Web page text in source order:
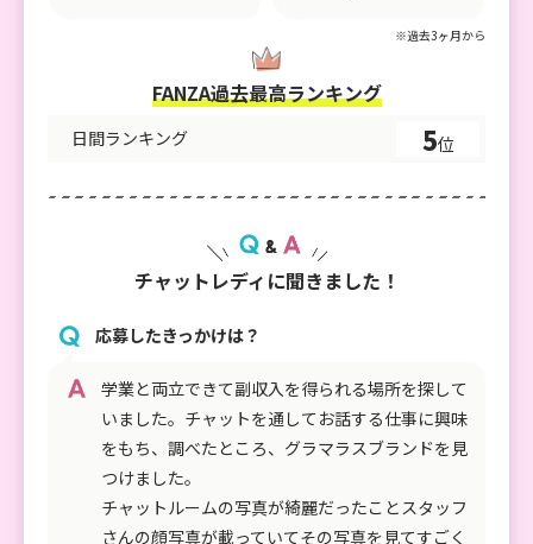
※過去3ヶ月から
FANZA過去最高ランキング
日間ランキング 5位
チャットレディに聞きました！
応募したきっかけは？
学業と両立できて副収入を得られる場所を探して
いました。チャットを通してお話する仕事に興味
をもち、調べたところ、グラマラスブランドを見
つけました。
チャットルームの写真が綺麗だったことスタッフ
さんの顔写真が載っていてその写真を見てすごく